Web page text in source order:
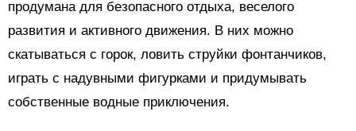
продумана для безопасного отдыха, веселого
развития и активного движения. В них можно
скатываться с горок, ловить струйки фонтанчиков,
играть с надувными фигурками и придумывать
собственные водные приключения.